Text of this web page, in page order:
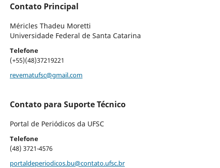
Contato Principal
Méricles Thadeu Moretti
Universidade Federal de Santa Catarina
Telefone
(+55)(48)37219221
revematufsc@gmail.com
Contato para Suporte Técnico
Portal de Periódicos da UFSC
Telefone
(48) 3721-4576
portaldeperiodicos.bu@contato.ufsc.br